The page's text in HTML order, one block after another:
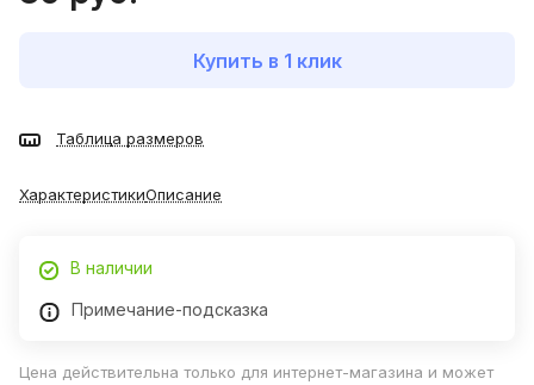
Купить в 1 клик
Таблица размеров
ХарактеристикиОписание
В наличии
Примечание-подсказка
Цена действительна только для интернет-магазина и может